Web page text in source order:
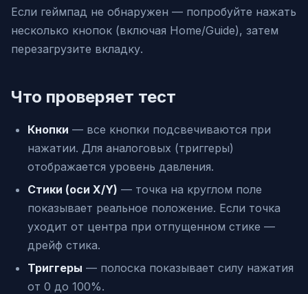
Если геймпад не обнаружен — попробуйте нажать
несколько кнопок (включая Home/Guide), затем
перезагрузите вкладку.
Что проверяет тест
Кнопки — все кнопки подсвечиваются при
нажатии. Для аналоговых (триггеры)
отображается уровень давления.
Стики (оси X/Y) — точка на круглом поле
показывает реальное положение. Если точка
уходит от центра при отпущенном стике —
дрейф стика.
Триггеры — полоска показывает силу нажатия
от 0 до 100%.